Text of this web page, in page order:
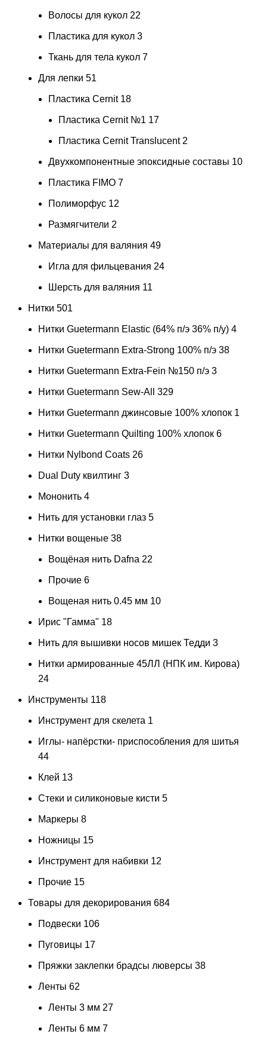
Волосы для кукол 22
Пластика для кукол 3
Ткань для тела кукол 7
Для лепки 51
Пластика Cernit 18
Пластика Cernit №1 17
Пластика Cernit Translucent 2
Двухкомпонентные эпоксидные составы 10
Пластика FIMO 7
Полиморфус 12
Размягчители 2
Материалы для валяния 49
Игла для фильцевания 24
Шерсть для валяния 11
Нитки 501
Нитки Guetermann Elastic (64% п/э 36% п/у) 4
Нитки Guetermann Extra-Strong 100% п/э 38
Нитки Guetermann Extra-Fein №150 п/э 3
Нитки Guetermann Sew-All 329
Нитки Guetermann джинсовые 100% хлопок 1
Нитки Guetermann Quilting 100% хлопок 6
Нитки Nylbond Coats 26
Dual Duty квилтинг 3
Мононить 4
Нить для установки глаз 5
Нитки вощеные 38
Вощёная нить Dafna 22
Прочие 6
Вощеная нить 0.45 мм 10
Ирис "Гамма" 18
Нить для вышивки носов мишек Тедди 3
Нитки армированные 45ЛЛ (НПК им. Кирова)
24
Инструменты 118
Инструмент для скелета 1
Иглы- напёрстки- приспособления для шитья
44
Клей 13
Стеки и силиконовые кисти 5
Маркеры 8
Ножницы 15
Инструмент для набивки 12
Прочие 15
Товары для декорирования 684
Подвески 106
Пуговицы 17
Пряжки заклепки брадсы люверсы 38
Ленты 62
Ленты 3 мм 27
Ленты 6 мм 7